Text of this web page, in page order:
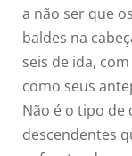
a não ser que
baldes na
seis de ida,
como seus
Não é o tipo de
descendentes